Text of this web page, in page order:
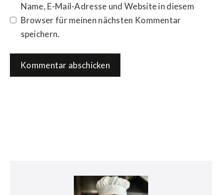
Name, E-Mail-Adresse und Website in diesem
Browser für meinen nächsten Kommentar
speichern.